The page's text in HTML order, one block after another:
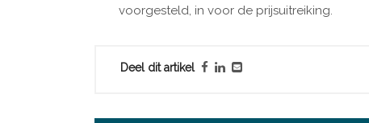
voorgesteld, in voor de prijsuitreiking.
Deel dit artikel